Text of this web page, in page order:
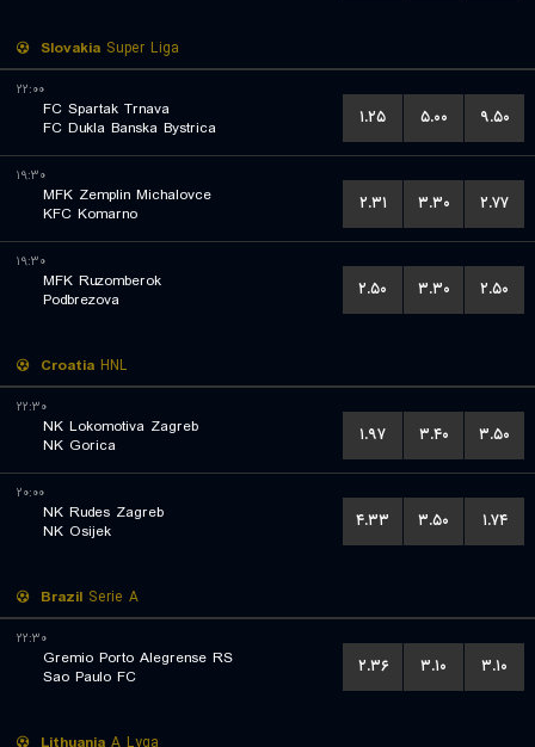
Slovakia Super Liga
۲۲:۰۰
FC Spartak Trnava
FC Dukla Banska Bystrica
۱.۲۵ ۵.۰۰ ۹.۵۰
۱۹:۳۰
MFK Zemplin Michalovce
KFC Komarno
۲.۳۱ ۳.۳۰ ۲.۷۷
۱۹:۳۰
MFK Ruzomberok
Podbrezova
۲.۵۰ ۳.۳۰ ۲.۵۰
Croatia HNL
۲۲:۳۰
NK Lokomotiva Zagreb
NK Gorica
۱.۹۷ ۳.۴۰ ۳.۵۰
۲۰:۰۰
NK Rudes Zagreb
NK Osijek
۴.۳۳ ۳.۵۰ ۱.۷۴
Brazil Serie A
۲۲:۳۰
Gremio Porto Alegrense RS
Sao Paulo FC
۲.۳۶ ۳.۱۰ ۳.۱۰